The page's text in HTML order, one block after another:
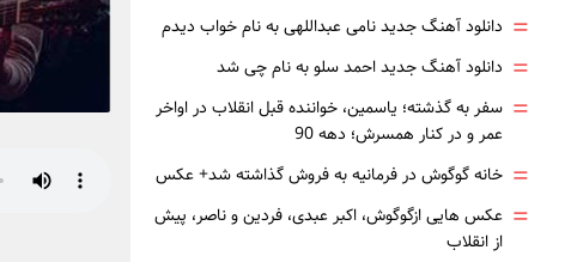
= دانلود آهنگ جدید نامی عبداللهی به نام خواب دیدم
= دانلود آهنگ جدید احمد سلو به نام چی شد
= سفر به گذشته؛ یاسمین، خواننده قبل انقلاب در اواخر
عمر و در کنار همسرش؛ دهه 90
= خانه گوگوش در فرمانیه به فروش گذاشته شد+ عکس
= عکس هایی ازگوگوش، اکبر عبدی، فردین و ناصر، پیش
از انقلاب